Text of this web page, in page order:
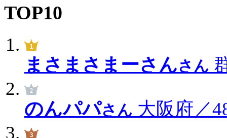
TOP10
まさまさまーさんさん
のんパパさん 大阪府／